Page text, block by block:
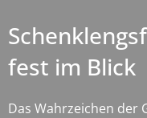
fest im Blick
Das Wahrzeichen der